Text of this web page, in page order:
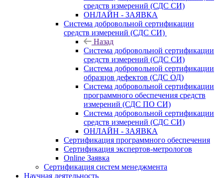
средств измерений (СДС СИ)
ОНЛАЙН - ЗАЯВКА
Система добровольной сертификации
средств измерений (СДС СИ)
Назад
Система добровольной сертификации
средств измерений (СДС СИ)
Система добровольной сертификации
образцов дефектов (СДС ОД)
Система добровольной сертификации
программного обеспечения средств
измерений (СДС ПО СИ)
Система добровольной сертификации
средств измерений (СДС СИ)
ОНЛАЙН - ЗАЯВКА
Сертификация программного обеспечения
Сертификация экспертов-метрологов
Online Заявка
Сертификация систем менеджмента
Научная деятельность